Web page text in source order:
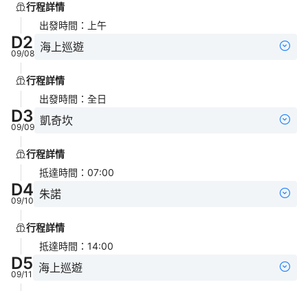
行程詳情
出發時間 ： 上午
D2
09/08 海上巡遊
行程詳情
出發時間 ： 全日
D3
09/09 凱奇坎
行程詳情
抵達時間 ： 07:00
D4
09/10 朱諾
行程詳情
抵達時間 ： 14:00
D5
09/11 海上巡遊